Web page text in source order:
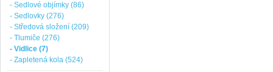
- Sedlové objímky (86)
- Sedlovky (276)
- Středová složení (209)
- Tlumiče (276)
- Vidlice (7)
- Zapletená kola (524)